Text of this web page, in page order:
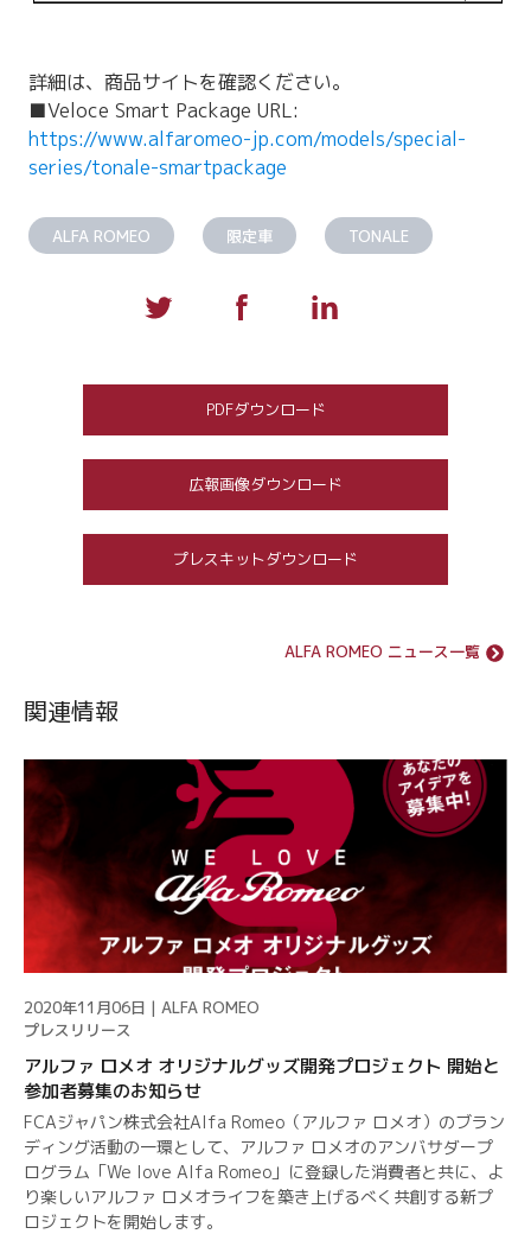
詳細は、商品サイトを確認ください。
■Veloce Smart Package URL:
https://www.alfaromeo-jp.com/models/special-
series/tonale-smartpackage
ALFA ROMEO 限定車 TONALE
PDFダウンロード
広報画像ダウンロード
プレスキットダウンロード
ALFA ROMEO ニュース一覧
関連情報
2020年11月06日 | ALFA ROMEO
プレスリリース
アルファ ロメオ オリジナルグッズ開発プロジェクト 開始と
参加者募集のお知らせ
FCAジャパン株式会社Alfa Romeo（アルファ ロメオ）のブラン
ディング活動の一環として、アルファ ロメオのアンバサダープ
ログラム「We love Alfa Romeo」に登録した消費者と共に、よ
り楽しいアルファ ロメオライフを築き上げるべく共創する新プ
ロジェクトを開始します。